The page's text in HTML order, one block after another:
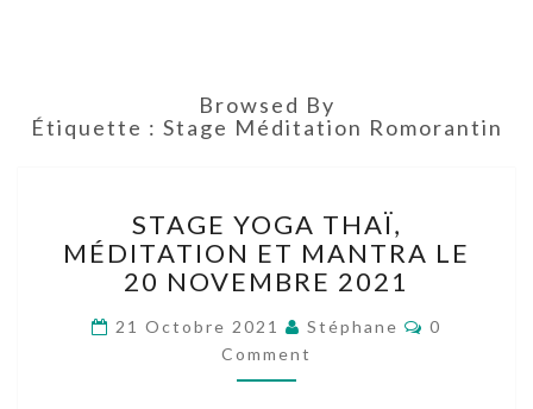
Browsed By
Étiquette : Stage Méditation Romorantin
YOGA
THAÏ,
MÉDITATION
MANTRA
LE
20
STAGE YOGA THAÏ,
MÉDITATION ET MANTRA LE
20 NOVEMBRE 2021
21 Octobre 2021 Stéphane Comments
0
Comment